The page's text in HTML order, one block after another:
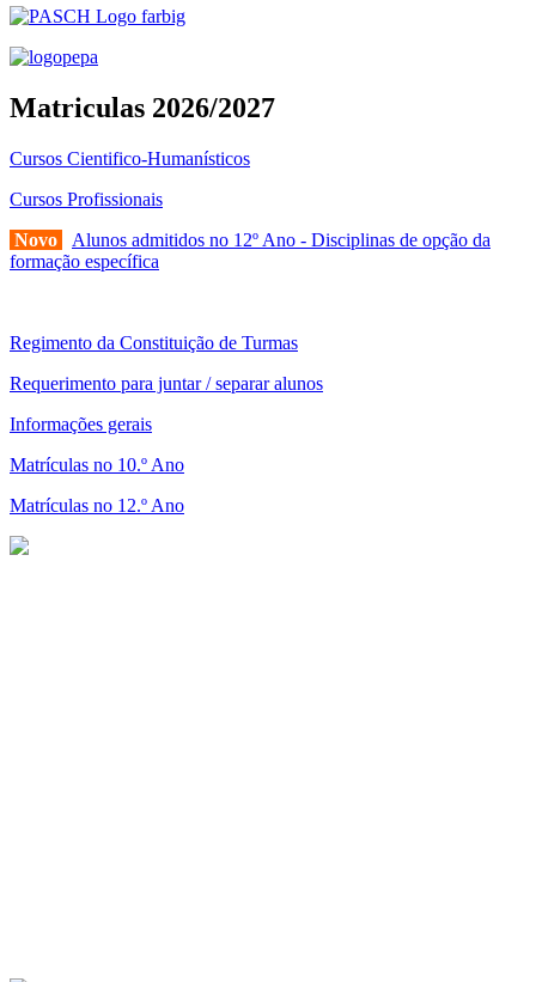
Matriculas 2026/2027
Cursos Cientifico-Humanísticos
Cursos Profissionais
Novo
Alunos admitidos no 12º Ano - Disciplinas de opção da
formação específica
Regimento da Constituição de Turmas
Requerimento para juntar / separar alunos
Informações gerais
Matrículas no 10.º Ano
Matrículas no 12.º Ano